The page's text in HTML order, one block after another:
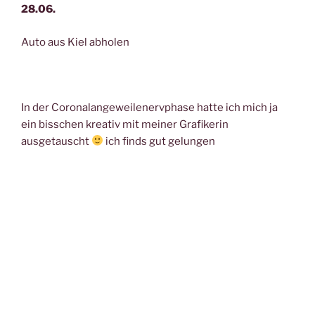
28.06.
Auto aus Kiel abholen
In der Coronalangeweilenervphase hatte ich mich ja
ein bisschen kreativ mit meiner Grafikerin
ausgetauscht
ich finds gut gelungen